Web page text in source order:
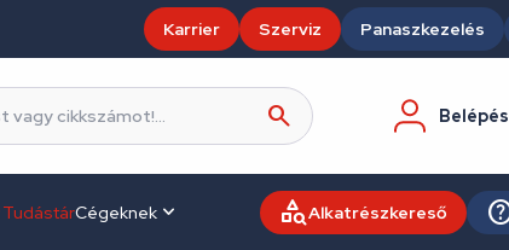
Karrier Szerviz Panaszkezelés
Belépés
Cégeknek Alkatrészkereső